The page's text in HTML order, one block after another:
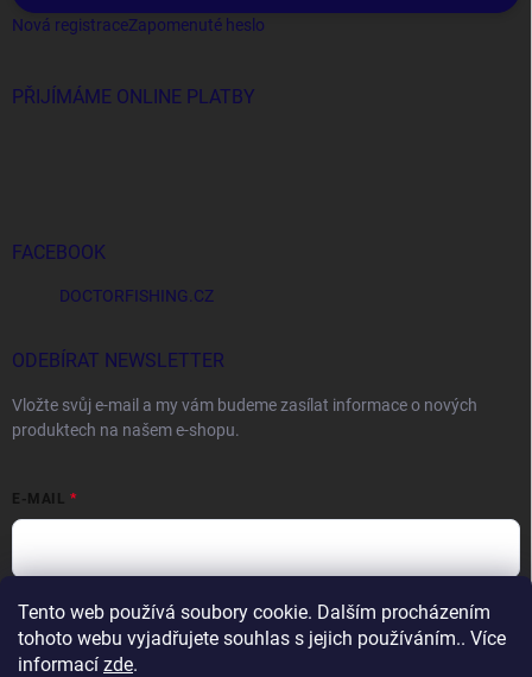
Tento web používá soubory cookie. Dalším procházením
tohoto webu vyjadřujete souhlas s jejich používáním.. Více
informací zde.
Nová registraceZapomenuté heslo
PŘIJÍMÁME ONLINE PLATBY
FACEBOOK
DOCTORFISHING.CZ
ODEBÍRAT NEWSLETTER
Vložte svůj e-mail a my vám budeme zasílat informace o nových
produktech na našem e-shopu.
E-MAIL
Vložením e-mailu souhlasíte spodmínkami ochrany osobních údajů
Přihlásit se